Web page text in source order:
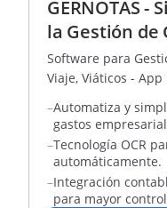
GERNOTAS -
la Gestión de
Software para
Viaje, Viáticos -
–Automatiza y
gastos
–Tecnología OCR
automáticamente.
–Integración
para mayor